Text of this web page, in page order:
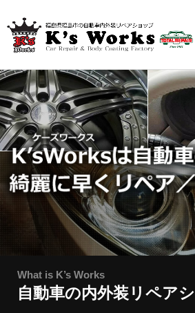
What is K’s Works
自動車の内外装リペア